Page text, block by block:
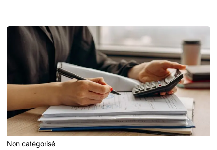
Non catégorisé